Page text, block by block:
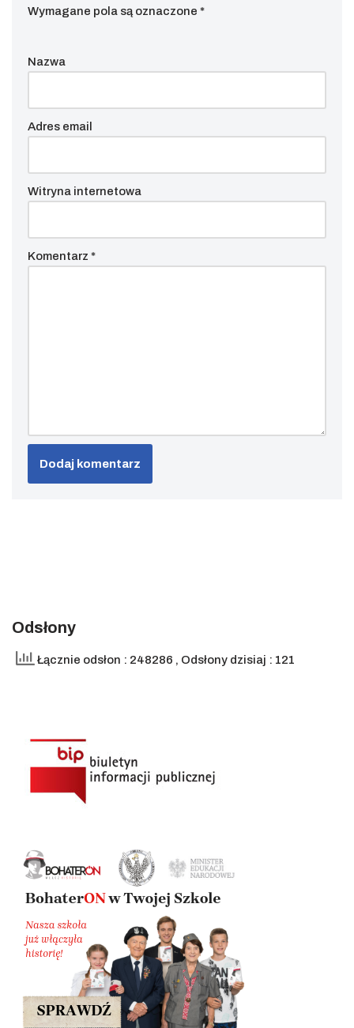
Wymagane pola są oznaczone *
Nazwa
Adres email
Witryna internetowa
Komentarz *
Odsłony
Łącznie odsłon : 248286 , Odsłony dzisiaj : 121